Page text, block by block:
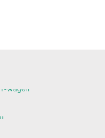
2 u. 1 mit
ohne Tank
Rutsche und